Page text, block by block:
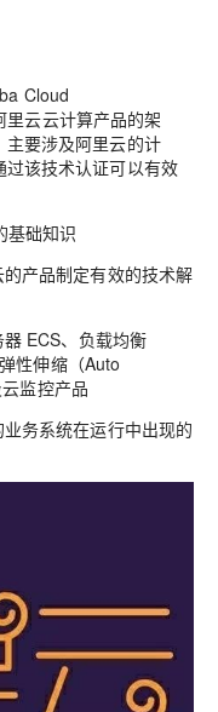
Cloud
云云计算产品的架
要涉及阿里云的计
该技术认证可以有效
基础知识
产品制定有效的技术解
ECS、负载均衡
性伸缩（Auto
监控产品
务系统在运行中出现的